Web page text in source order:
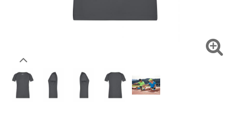
Sie möchten gerne für Ihren privaten Bedarf
